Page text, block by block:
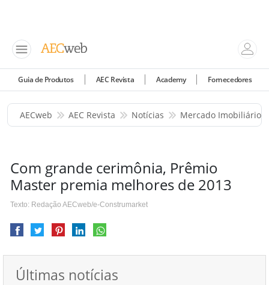
Guia de Produtos AEC Revista Academy Fornecedores
AECweb AEC Revista Notícias Mercado Imobiliário
Com grande cerimônia, Prêmio
Master premia melhores de 2013
Texto: Redação AECweb/e-Construmarket
Últimas notícias